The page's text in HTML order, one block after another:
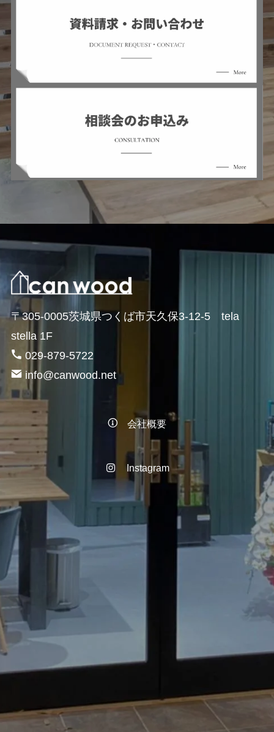
〒305-0005茨城県つくば市天久保3-12-5 tela
stella 1F
029-879-5722
info@canwood.net
会社概要
Instagram